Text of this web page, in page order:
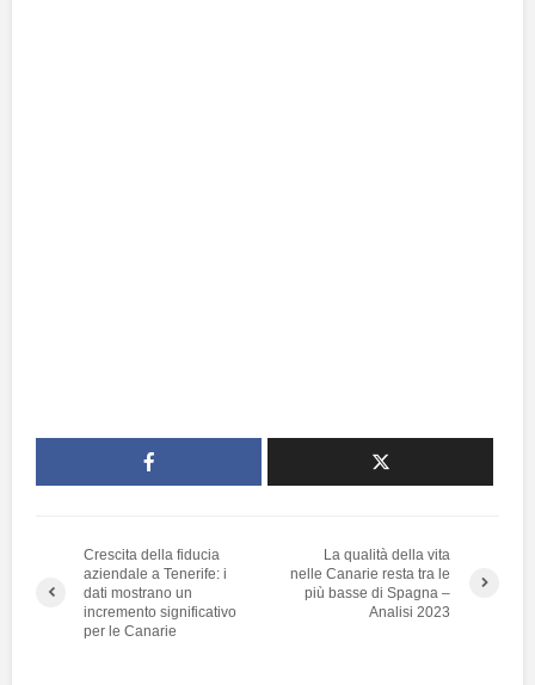
Crescita della fiducia
aziendale a Tenerife: i
dati mostrano un
incremento significativo
per le Canarie
La qualità della vita
nelle Canarie resta tra le
più basse di Spagna –
Analisi 2023